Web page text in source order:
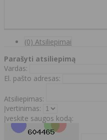
(0) Atsiliepimai
Parašyti atsiliepimą
Vardas:
El. pašto adresas:
Atsiliepimas:
Įvertinimas:
Įveskite saugos kodą: